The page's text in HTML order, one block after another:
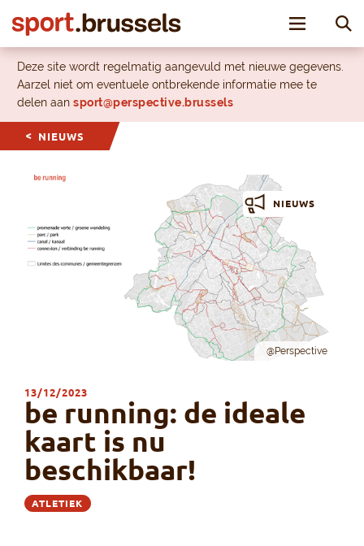
Toggle
Deze site wordt regelmatig aangevuld met nieuwe gegevens.
Aarzel niet om eventuele ontbrekende informatie mee te
delen aan sport@perspective.brussels
NIEUWS
@Perspective
NIEUWS
13/12/2023
be running: de ideale
kaart is nu
beschikbaar!
ATLETIEK